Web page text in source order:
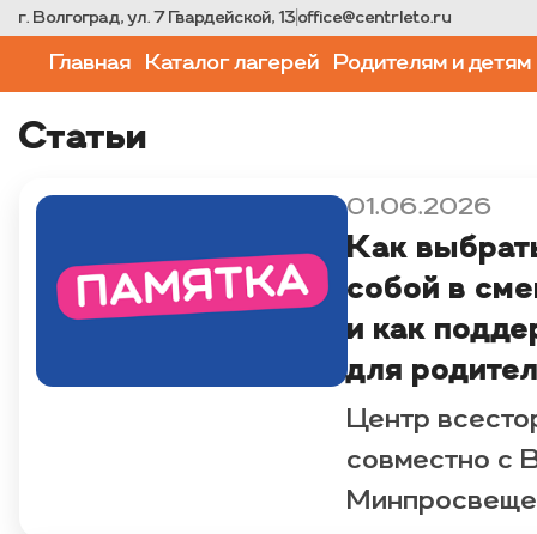
г. Волгоград, ул. 7 Гвардейской, 13office@centrleto.ru
Главная Каталог лагерей Родителям и детям
Статьи
01.06.2026
Как
собой в
и как
для
Центр
совместно с